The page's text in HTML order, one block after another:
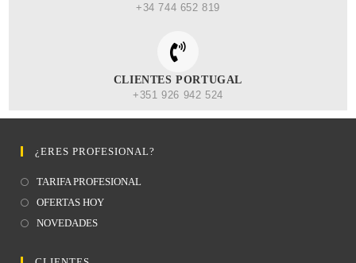
+34 744 652 819
CLIENTES PORTUGAL
+351 926 942 524
¿ERES PROFESIONAL?
TARIFA PROFESIONAL
OFERTAS HOY
NOVEDADES